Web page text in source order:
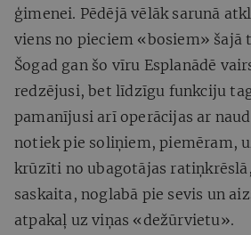
ģimenei. Pēdējā vēlāk sarunā
viens no pieciem «bosiem» šajā
Šogad gan šo vīru Esplanādē
redzējusi, bet līdzīgu funkciju
pamanījusi arī operācijas ar
notiek pie soliņiem, piemēram,
krūzīti no ubagotājas
saskaita, noglabā pie sevis un
atpakaļ uz viņas «dežūrvietu».